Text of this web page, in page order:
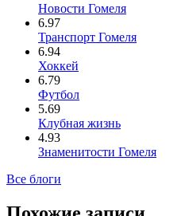
Новости Гомеля
6.97
Транспорт Гомеля
6.94
Хоккей
6.79
Футбол
5.69
Клубная жизнь
4.93
Знаменитости Гомеля
Все блоги